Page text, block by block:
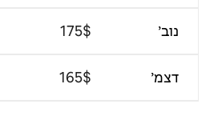
61°F
55°F